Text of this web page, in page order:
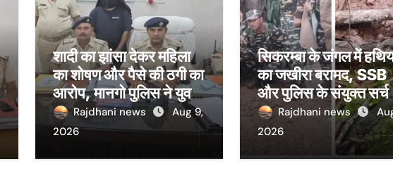
शादी का झांसा देकर महिला
का शोषण और पैसे की ठगी का
आरोप, मानगो पुलिस ने युवक
को भेजा जेल
Rajdhani news
Aug 9,
2026
सिकरम्बा के जंगल में
का जखीरा बरामद, SSB
और पुलिस के संयुक्त सर्च
अभियान में मिली सफलता
Rajdhani news
2026